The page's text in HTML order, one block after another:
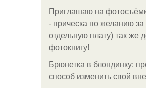
Приглашаю на
- прическа по желанию за
отдельную плату) так же
фотокнигу!
Брюнетка в блондинку:
способ изменить свой